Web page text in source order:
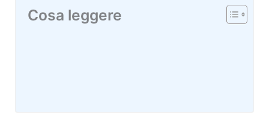
Cosa leggere